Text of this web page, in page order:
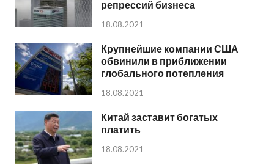
репрессий бизнеса
18.08.2021
Крупнейшие компании США
обвинили в приближении
глобального потепления
18.08.2021
Китай заставит богатых
платить
18.08.2021